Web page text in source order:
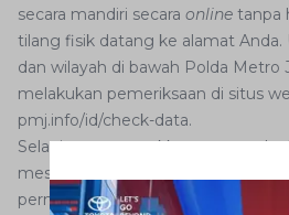
secara mandiri secara online tanpa
tilang fisik datang ke alamat Anda.
dan wilayah di bawah Polda Metro
melakukan pemeriksaan di situs
pmj.info/id/check-data.
Selanjutnya, masukkan nomor
mesin, dan nomor rangka
pernah melakukan pelanggaran,